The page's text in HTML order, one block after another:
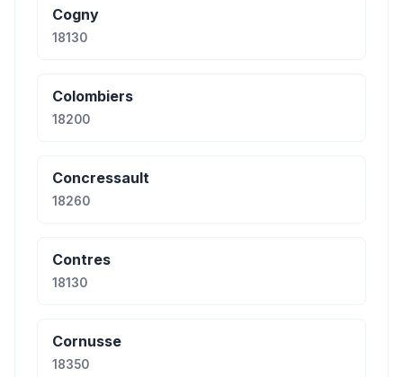
Cogny
18130
Colombiers
18200
Concressault
18260
Contres
18130
Cornusse
18350